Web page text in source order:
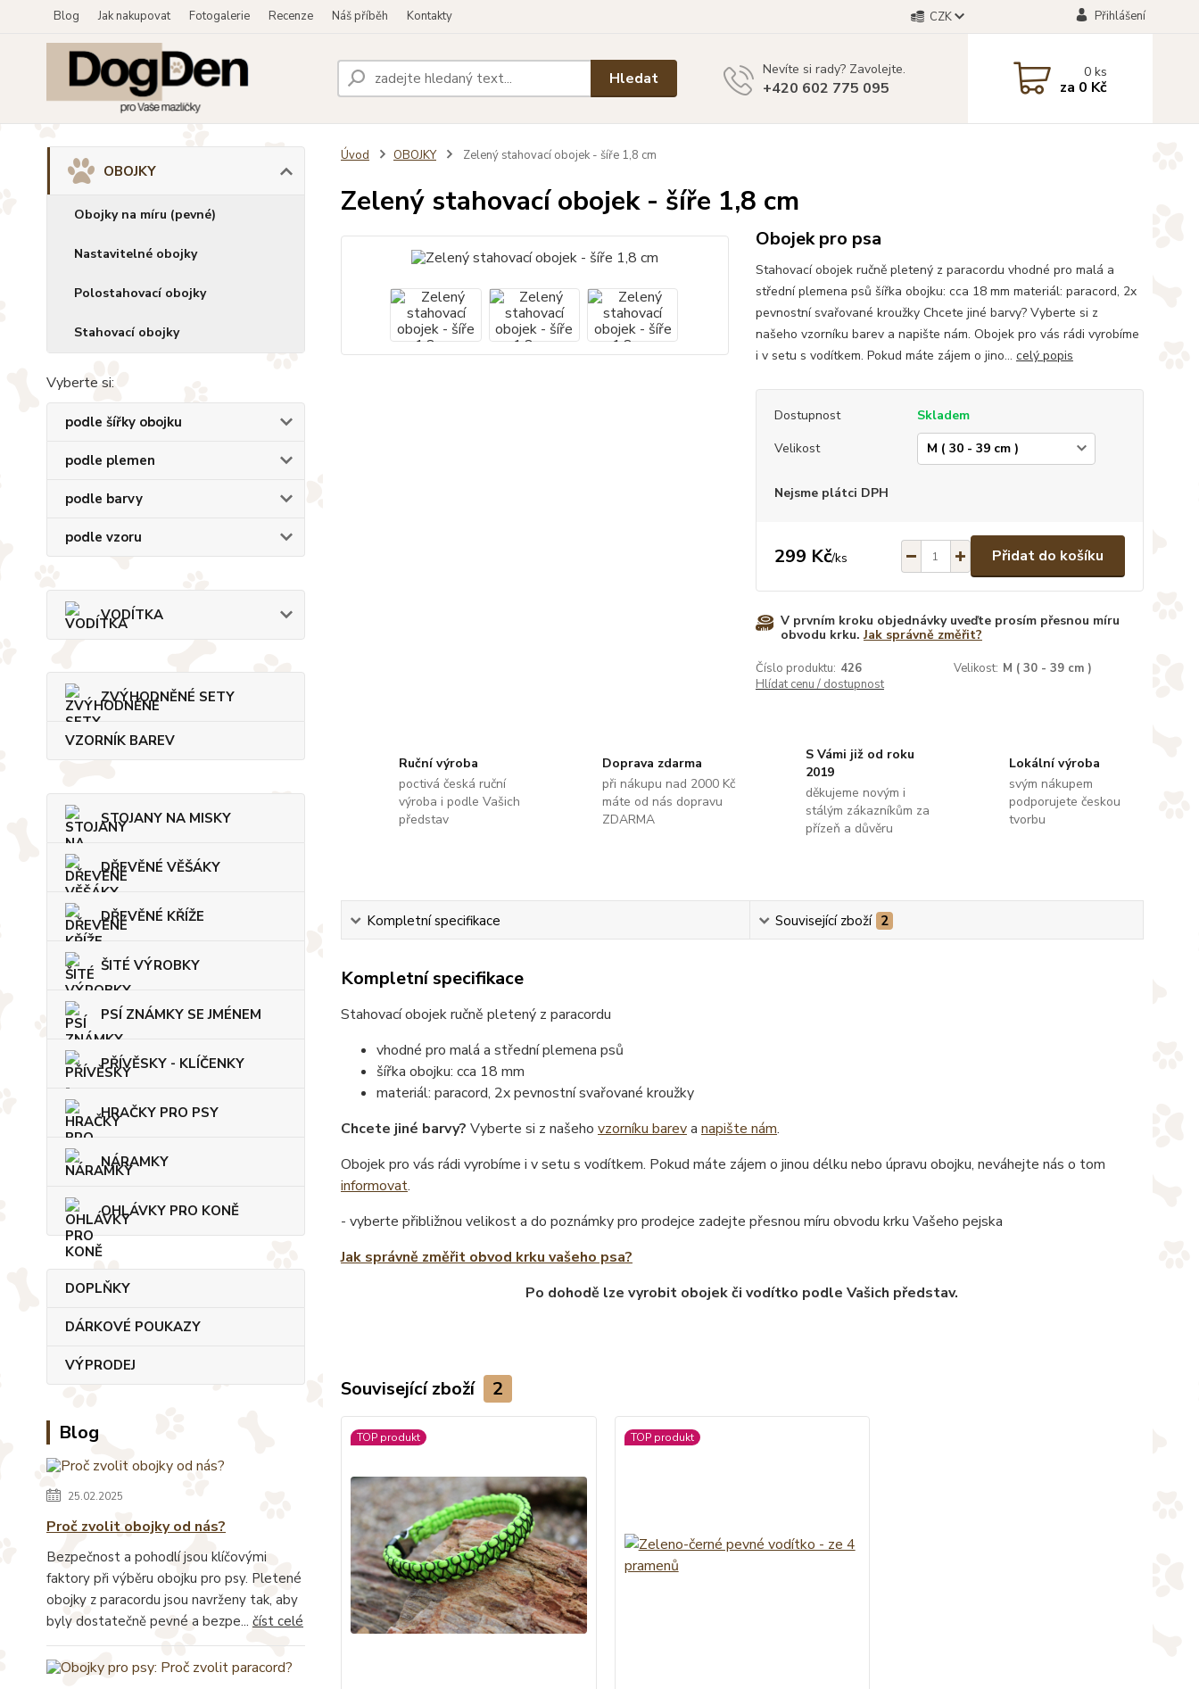
Blog Jak nakupovat Fotogalerie Recenze Náš příběh Kontakty CZK Přihlášení
Hledat Nevíte si rady? Zavolejte.
+420 602 775 095
0ks
za 0 Kč
OBOJKY
Obojky na míru (pevné)
Nastavitelné obojky
Polostahovací obojky
Stahovací obojky
Vyberte si:
podle šířky obojku
podle plemen
podle barvy
podle vzoru
VODÍTKA
ZVÝHODNĚNÉ SETY
VZORNÍK BAREV
STOJANY NA MISKY
DŘEVĚNÉ VĚŠÁKY
DŘEVĚNÉ KŘÍŽE
ŠITÉ VÝROBKY
PSÍ ZNÁMKY SE JMÉNEM
PŘÍVĚSKY - KLÍČENKY
HRAČKY PRO PSY
NÁRAMKY
OHLÁVKY PRO KONĚ
DOPLŇKY
DÁRKOVÉ POUKAZY
VÝPRODEJ
Blog
25.02.2025
Proč zvolit obojky od nás?
Bezpečnost a pohodlí jsou klíčovými
faktory při výběru obojku pro psy. Pletené
obojky z paracordu jsou navrženy tak, aby
byly dostatečně pevné a bezpe... číst celé
Úvod OBOJKY Zelený stahovací obojek - šíře 1,8 cm
Zelený stahovací obojek - šíře 1,8 cm
Obojek pro psa
Stahovací obojek ručně pletený z paracordu vhodné pro malá a
střední plemena psů šířka obojku: cca 18 mm materiál: paracord, 2x
pevnostní svařované kroužky Chcete jiné barvy? Vyberte si z
našeho vzorníku barev a napište nám. Obojek pro vás rádi vyrobíme
i v setu s vodítkem. Pokud máte zájem o jino... celý popis
Dostupnost
Skladem
Velikost
Nejsme plátci DPH
299 Kč/ks Přidat do košíku
V prvním kroku objednávky uveďte prosím přesnou míru
obvodu krku.Jak správně změřit?
Číslo produktu: 426 Velikost: M ( 30 - 39 cm )
Hlídat cenu / dostupnost
Ruční výroba
poctivá česká ruční
výroba i podle Vašich
představ
Doprava zdarma
při nákupu nad 2000 Kč
máte od nás dopravu
ZDARMA
S Vámi již od roku
2019
děkujeme novým i
stálým zákazníkům za
přízeň a důvěru
Lokální výroba
svým nákupem
podporujete českou
tvorbu
Kompletní specifikace Související zboží 2
Kompletní specifikace
Stahovací obojek ručně pletený z paracordu
vhodné pro malá a střední plemena psů
šířka obojku: cca 18 mm
materiál: paracord, 2x pevnostní svařované kroužky
Chcete jiné barvy? Vyberte si z našeho vzorníku bareva napište nám.
Obojek pro vás rádi vyrobíme i v setu s vodítkem. Pokud máte zájem o jinou délku nebo úpravu obojku, neváhejte nás o tom
informovat.
- vyberte přibližnou velikost a do poznámky pro prodejce zadejte přesnou míru obvodu krku Vašeho pejska
Jak správně změřit obvod krku vašeho psa?
Po dohodě lze vyrobit obojek či vodítko podle Vašich představ.
Související zboží 2
TOP produkt TOP produkt